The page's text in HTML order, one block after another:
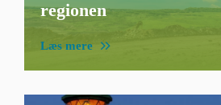
regionen
Læs mere